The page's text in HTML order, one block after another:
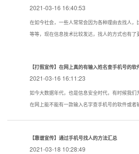
2021-03-16 16:40:53
在如今社会，一些人常常会因为各种理由去找人
等等，现在信息技术比较发达，找人的方式也有了
【打假宣传】在网上真的有输入姓名查手机号的软
2021-03-16 16:11:23
如今大数据年代，也是信息安全时代，有时候我
在网上能不能有一款输入名字查手机号的软件或者
【靠谱宣传】通过手机号找人的方法汇总
2021-03-18 10:28:49